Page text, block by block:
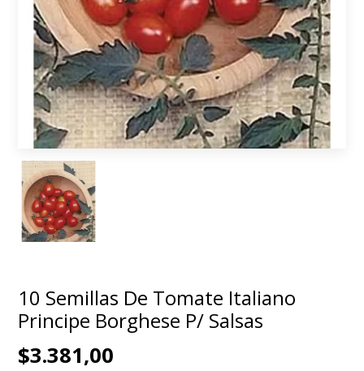
10 Semillas De Tomate Italiano
Principe Borghese P/ Salsas
$3.381,00